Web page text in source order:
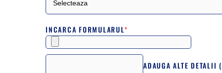
INCARCA FORMULARUL*